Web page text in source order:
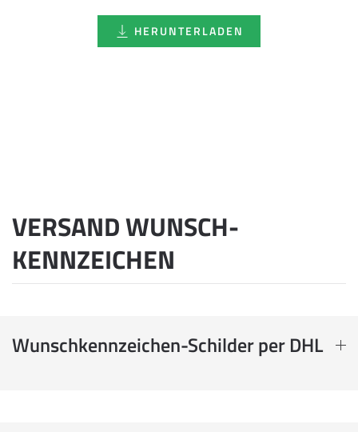
HERUNTERLADEN
VERSAND WUNSCH­
KENNZEICHEN
Wunschkennzeichen-Schilder per DHL